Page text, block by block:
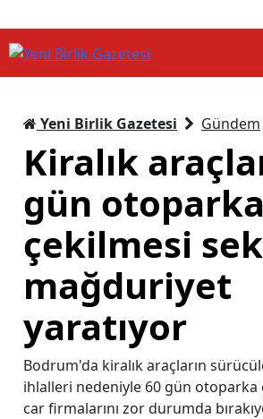
Yeni Birlik Gazetesi Gündem
Kiralık
gün otoparka
çekilmesi
mağduriyet
yaratıyor
Bodrum'da kiralık araçların
ihlalleri nedeniyle 60 gün otoparka
car firmalarını zor durumda